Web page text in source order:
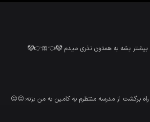
بیشتر بشه به همتون نذری میدم 🤡👈🎀👉🤡
از مدرسه منتظرم یه کامین به من بزنه:😐😐